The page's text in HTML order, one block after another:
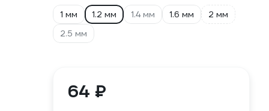
1 мм
1.2 мм 1.4 мм 1.6 мм
2 мм
2.5 мм
64 ₽